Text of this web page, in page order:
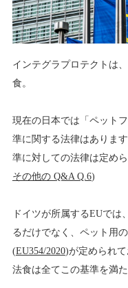
インテグラプロテクトは
食。
現在の日本では「ペット
準に関する法律はありま
準に対しての法律は定め
その他の Q&A Q.6)
ドイツが所属するEUで
るだけでなく、ペット用
(EU354/2020)が定められ
法食は全てこの基準を満た